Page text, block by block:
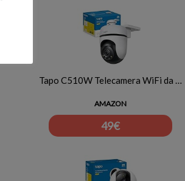
Tapo C510W Telecamera WiFi da …
AMAZON
49€